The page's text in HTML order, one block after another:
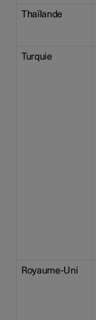
Thaïlande
Turquie
Royaume-Uni